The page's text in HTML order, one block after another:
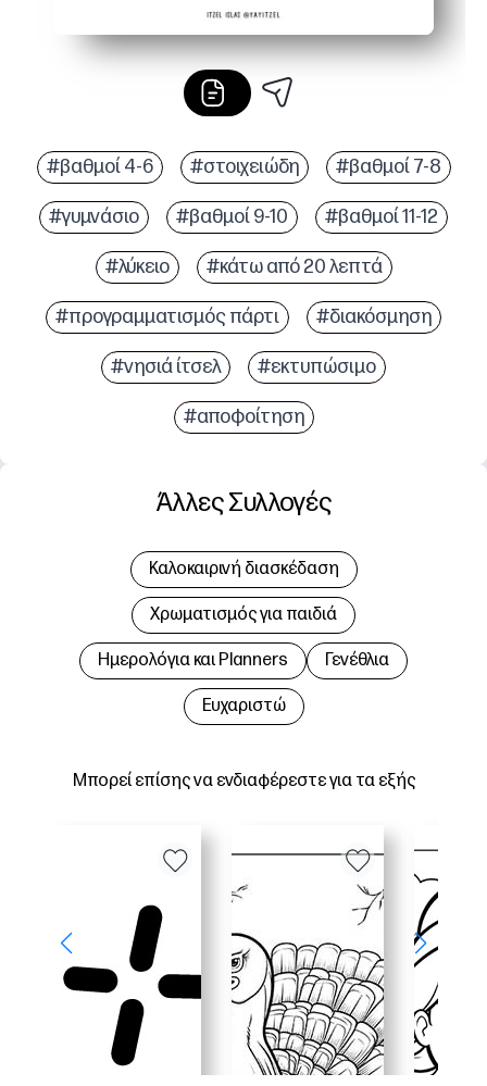
#βαθμοί 4-6 #στοιχειώδη #βαθμοί 7-8
#γυμνάσιο #βαθμοί 9-10 #βαθμοί 11-12
#λύκειο #κάτω από 20 λεπτά
#προγραμματισμός πάρτι #διακόσμηση
#νησιά ίτσελ #εκτυπώσιμο
#αποφοίτηση
Μπορεί επίσης να ενδιαφέρεστε για τα εξής
Άλλες Συλλογές
Καλοκαιρινή διασκέδαση
Χρωματισμός για παιδιά
Hμερολόγια και Planners Γενέθλια
Ευχαριστώ